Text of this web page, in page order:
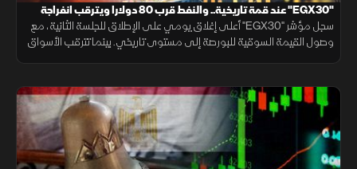
"EGX30" عند قمة تاريخية.. والنفط قرب 80 دولارا ويترقب انفراجة
"هرمز"
سجل مؤشر "EGX30" أعلى إغلاق يومي على الإطلاق للجلسة الثانية، مع
وصول القيمة السوقية للبورصة إلى مستوى تاريخي. بينما تترقب الأسواق